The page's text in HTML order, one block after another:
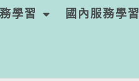
學習 國內服務學習